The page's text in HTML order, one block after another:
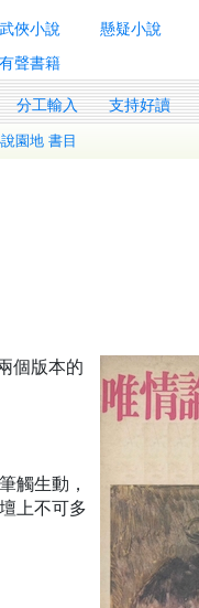
武俠小說
懸疑小說
有聲書籍
分工輸入 支持好讀
園地 書目
個版本的
觸生動，
上不可多